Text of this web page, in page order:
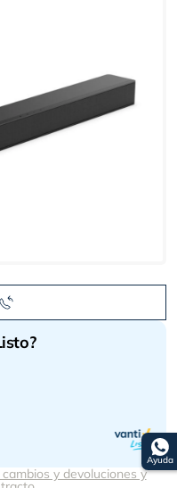
Ayuda
y devoluciones y